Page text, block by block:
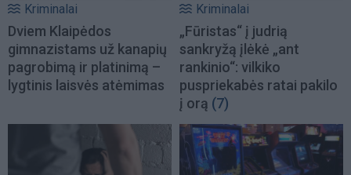
Kriminalai
Dviem Klaipėdos
gimnazistams už kanapių
pagrobimą ir platinimą –
lygtinis laisvės atėmimas
Kriminalai
„Fūristas“ į judrią
sankryžą įlėkė „ant
rankinio“: vilkiko
puspriekabės ratai pakilo
į orą (7)